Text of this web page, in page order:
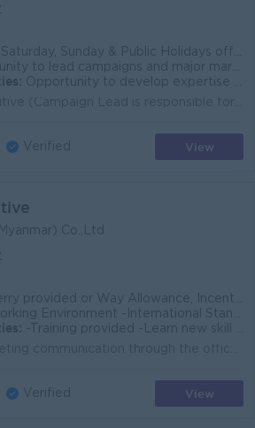
Sunday & Public Holidays off Ferry provided
campaigns and major marketing events Work with a dynamic and growing marketing team
Opportunity to develop expertise in Campaign Strategy & Brand Management
Verified View
Co.,Ltd
Allowance, Incentive, Living Allowance, Annual Medical Allowance & check up, Annual Bonus, Yearly increment
Environment -International Standards -Join an experienced team
-Training provided -Learn new skill on the job -Promotion opportunities
Verified View